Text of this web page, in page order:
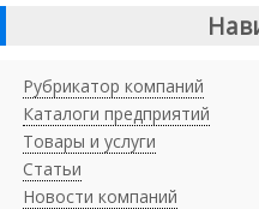
Рубрикатор компаний
Каталоги предприятий
Товары и услуги
Статьи
Новости компаний